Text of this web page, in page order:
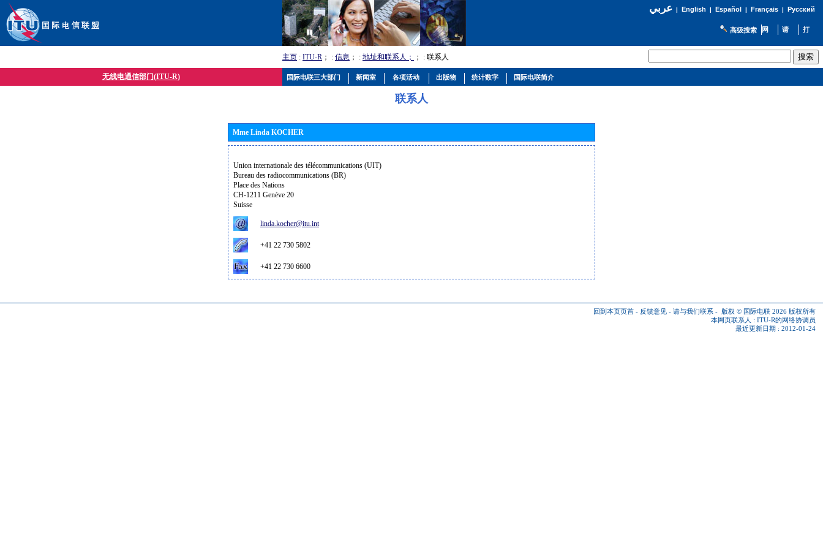
عربي| English | Español | Français| Русский
高级搜索
主页 : ITU-R ； : 信息 ； : 地址和联系人； ； : 联系人
无线电通信部门(ITU-R)
联系人
Mme Linda KOCHER
Union internationale des télécommunications (UIT)
Bureau des radiocommunications (BR)
Place des Nations
CH-1211 Genève 20
Suisse
linda.kocher@itu.int
+41 22 730 5802
+41 22 730 6600
回到本页页首 - 反馈意见 - 请与我们联系 - 版权 © 国际电联 2026 版权所有
本网页联系人 : ITU-R的网络协调员
最近更新日期 : 2012-01-24
国际电联三大部门 新闻室 各项活动 出版物 统计数字 国际电联简介